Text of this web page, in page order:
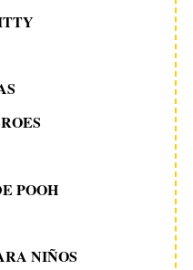
POOH
NIÑOS